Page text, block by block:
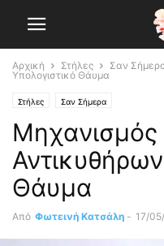
Αρχική Στήλες Σαν
Υπολογιστικό Θάυμα
Στήλες Σαν Σήμερα
Θάυμα
Από Φωτεινή Κατσάλη - 17/